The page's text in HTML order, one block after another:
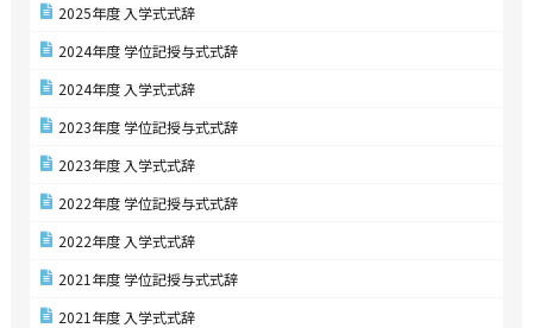
2025年度 入学式式辞
2024年度 学位記授与式式辞
2024年度 入学式式辞
2023年度 学位記授与式式辞
2023年度 入学式式辞
2022年度 学位記授与式式辞
2022年度 入学式式辞
2021年度 学位記授与式式辞
2021年度 入学式式辞